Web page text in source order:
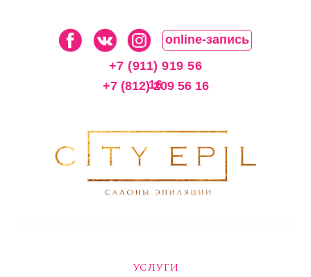
online-запись
+7 (911) 919 56
16
+7 (812) 209 56 16
УСЛУГИ